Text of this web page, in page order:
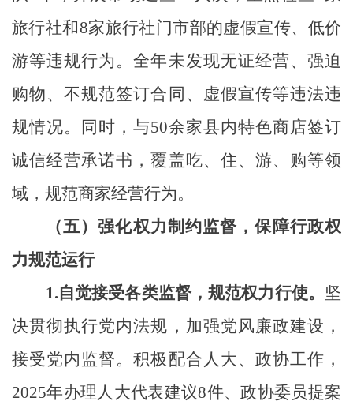
旅行社和8家旅行社门市部的虚假宣传、低价
游等违规行为。全年未发现无证经营、强迫
购物、不规范签订合同、虚假宣传等违法违
规情况。同时，与50余家县内特色商店签订
诚信经营承诺书，覆盖吃、住、游、购等领
域，规范商家经营行为。
（五）强化权力制约监督，保障行政权
力规范运行
1.自觉接受各类监督，规范权力行使。 坚
决贯彻执行党内法规，加强党风廉政建设，
接受党内监督。积极配合人大、政协工作，
2025年办理人大代表建议8件、政协委员提案